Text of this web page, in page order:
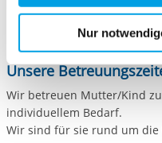
für die Zukunft
Cookies, die erforderlich
aufgerufenen und somit
Funktionen sind. Diese
berechtigter Interessen
Einwilligung.
Nur
§ 19 i.V.m. §§ 27, 34, 35,
Unsere
Wir betreuen Mutter/Kind
individuellem Bedarf.
Wir sind für sie rund um